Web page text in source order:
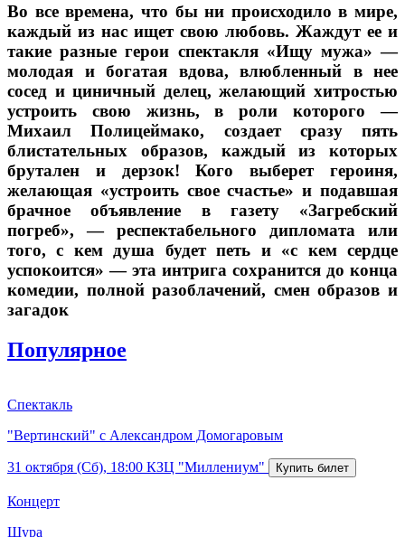
Во все времена, что бы ни происходило в мире,
каждый из нас ищет свою любовь. Жаждут ее и
такие разные герои спектакля «Ищу мужа» —
молодая и богатая вдова, влюбленный в нее
сосед и циничный делец, желающий хитростью
устроить свою жизнь, в роли которого —
Михаил Полицеймако, создает сразу пять
блистательных образов, каждый из которых
брутален и дерзок! Кого выберет героиня,
желающая «устроить свое счастье» и подавшая
брачное объявление в газету «Загребский
погреб», — респектабельного дипломата или
того, с кем душа будет петь и «с кем сердце
успокоится» — эта интрига сохранится до конца
комедии, полной разоблачений, смен образов и
загадок
Популярное
Спектакль
"Вертинский" с Александром Домогаровым
31 октября (Сб), 18:00 КЗЦ "Миллениум"
Концерт
Шура